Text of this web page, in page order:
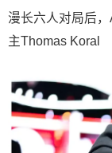
漫长六人对局后
主Thomas Koral